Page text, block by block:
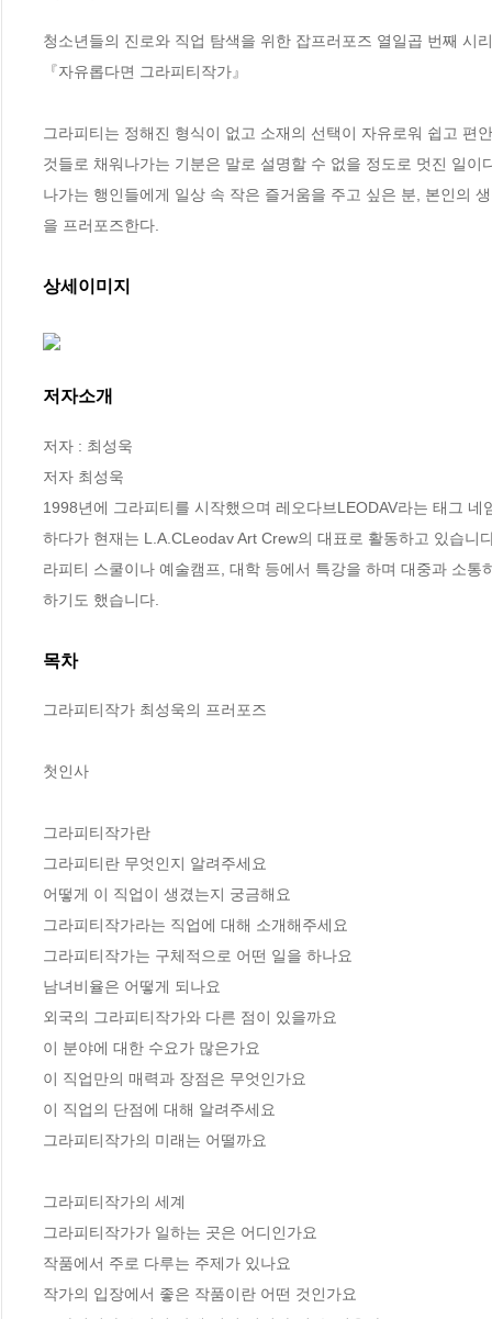
청소년들의 진로와 직업 탐색을 위한 잡프러포즈 열일곱 번째 시
『자유롭다면 그라피티작가』
그라피티는 정해진 형식이 없고 소재의 선택이 자유로워 쉽고
것들로 채워나가는 기분은 말로 설명할 수 없을 정도로 멋진 일
나가는 행인들에게 일상 속 작은 즐거움을 주고 싶은 분, 본인의
을 프러포즈한다.
상세이미지
저자소개
저자 : 최성욱
저자 최성욱
1998년에 그라피티를 시작했으며 레오다브LEODAV라는 태그
하다가 현재는 L.A.CLeodav Art Crew의 대표로 활동하고 있습
라피티 스쿨이나 예술캠프, 대학 등에서 특강을 하며 대중과 소
하기도 했습니다.
목차
그라피티작가 최성욱의 프러포즈
첫인사
그라피티작가란
그라피티란 무엇인지 알려주세요
어떻게 이 직업이 생겼는지 궁금해요
그라피티작가라는 직업에 대해 소개해주세요
그라피티작가는 구체적으로 어떤 일을 하나요
남녀비율은 어떻게 되나요
외국의 그라피티작가와 다른 점이 있을까요
이 분야에 대한 수요가 많은가요
이 직업만의 매력과 장점은 무엇인가요
이 직업의 단점에 대해 알려주세요
그라피티작가의 미래는 어떨까요
그라피티작가의 세계
그라피티작가가 일하는 곳은 어디인가요
작품에서 주로 다루는 주제가 있나요
작가의 입장에서 좋은 작품이란 어떤 것인가요